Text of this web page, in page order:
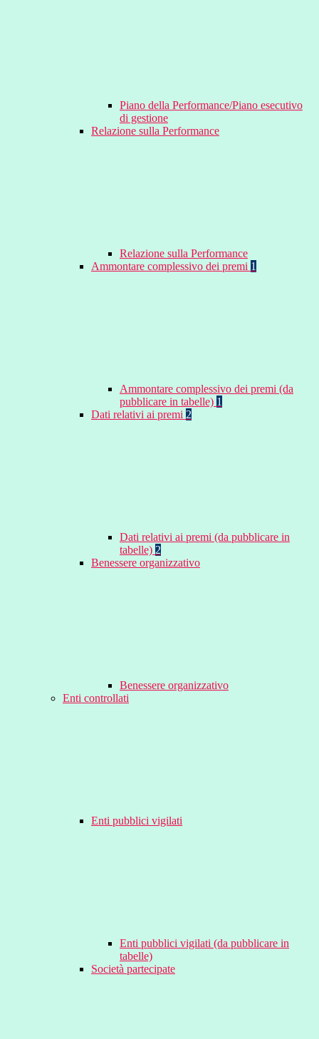
Piano della Performance/Piano esecutivo
di gestione
Relazione sulla Performance
Relazione sulla Performance
Ammontare complessivo dei premi 1
Ammontare complessivo dei premi (da
pubblicare in tabelle) 1
Dati relativi ai premi 2
Dati relativi ai premi (da pubblicare in
tabelle) 2
Benessere organizzativo
Benessere organizzativo
Enti controllati
Enti pubblici vigilati
Enti pubblici vigilati (da pubblicare in
tabelle)
Società partecipate